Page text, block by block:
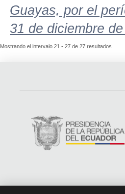
Guayas, por el
31 de diciembre
Mostrando el intervalo 21 - 27 de 27 resultados.